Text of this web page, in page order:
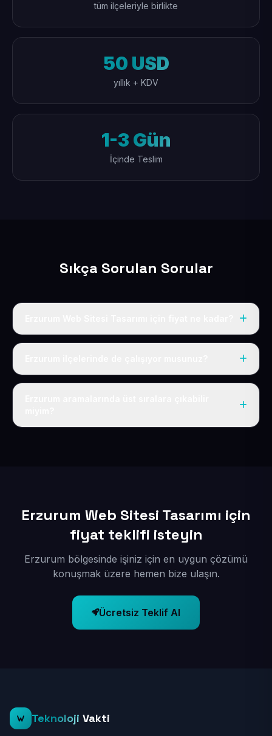
tüm ilçeleriyle birlikte
50 USD
yıllık + KDV
1-3 Gün
İçinde Teslim
Sıkça Sorulan Sorular
Erzurum dahil Türkiye’nin her yerinde geçerli yıllık tek
Elbette; Erzurum iline bağlı bütün ilçelere uzaktan ve
Erzurum Web Sitesi Tasarımı için
fiyat teklifi isteyin
Erzurum bölgesinde işiniz için en uygun çözümü
konuşmak üzere hemen bize ulaşın.
Ücretsiz Teklif Al
Teknoloji Vakti